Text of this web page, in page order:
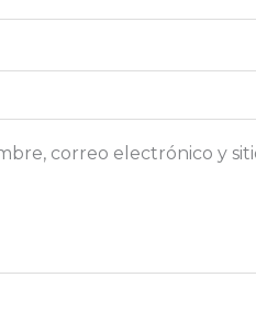
correo electrónico y